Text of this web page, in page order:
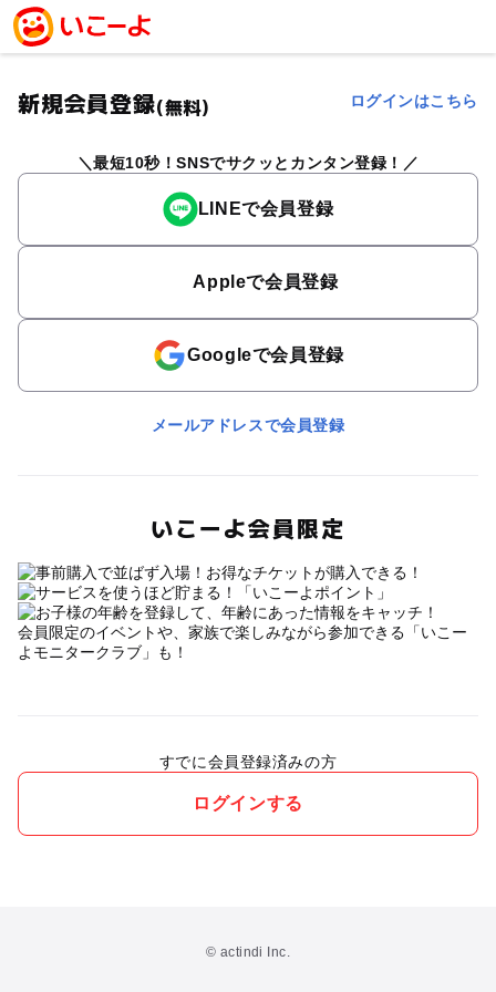
新規会員登録(無料) ログインはこちら
最短10秒！SNSでサクッとカンタン登録！
LINEで会員登録
Appleで会員登録
Googleで会員登録
メールアドレスで会員登録
いこーよ会員限定
会員限定のイベントや、家族で楽しみながら参加できる「いこー
よモニタークラブ」も！
すでに会員登録済みの方
ログインする
© actindi Inc.